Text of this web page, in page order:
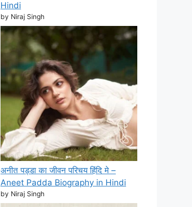
Hindi
by Niraj Singh
अनीत पड्डा का जीवन परिचय हिंदि मे –
Aneet Padda Biography in Hindi
by Niraj Singh